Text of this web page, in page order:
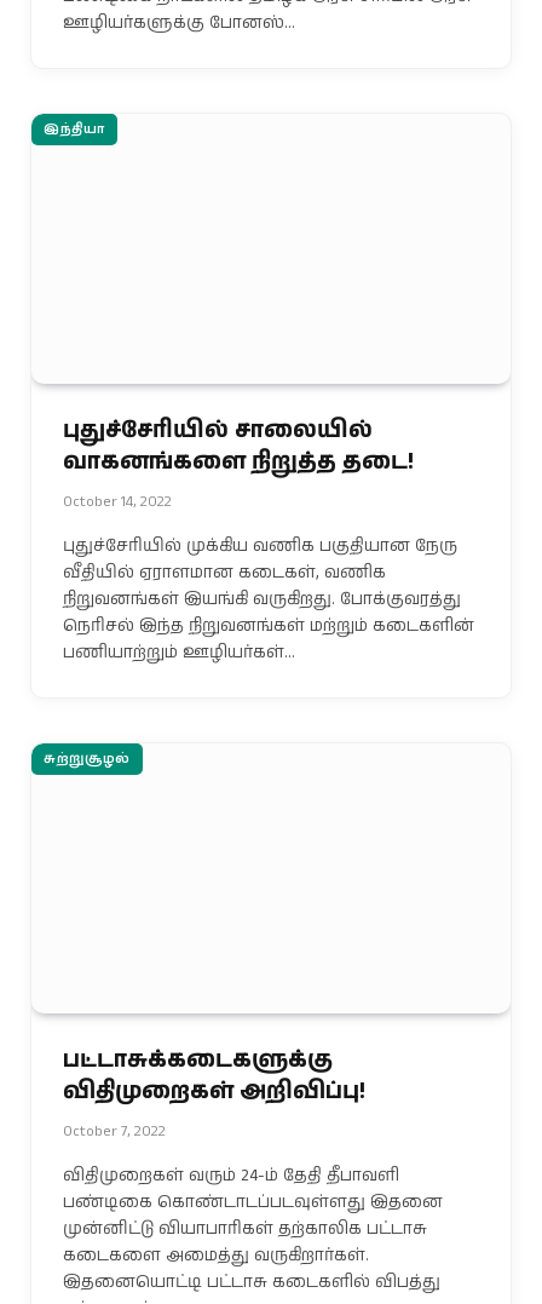
ஊழியர்களுக்கு போனஸ்…
இந்தியா
புதுச்சேரியில் சாலையில்
வாகனங்களை நிறுத்த தடை!
October 14, 2022
புதுச்சேரியில் முக்கிய வணிக பகுதியான நேரு
வீதியில் ஏராளமான கடைகள், வணிக
நிறுவனங்கள் இயங்கி வருகிறது. போக்குவரத்து
நெரிசல் இந்த நிறுவனங்கள் மற்றும் கடைகளின்
பணியாற்றும் ஊழியர்கள்…
சுற்றுசூழல்
பட்டாசுக்கடைகளுக்கு
விதிமுறைகள் அறிவிப்பு!
October 7, 2022
விதிமுறைகள் வரும் 24-ம் தேதி தீபாவளி
பண்டிகை கொண்டாடப்படவுள்ளது இதனை
முன்னிட்டு வியாபாரிகள் தற்காலிக பட்டாசு
கடைகளை அமைத்து வருகிறார்கள்.
இதனையொட்டி பட்டாசு கடைகளில் விபத்து